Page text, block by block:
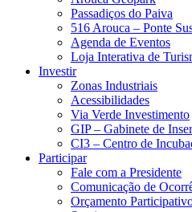
Passadiços do Paiva
516 Arouca – Ponte
Agenda de Eventos
Loja Interativa de
Investir
Zonas Industriais
Acessibilidades
Via Verde Investimento
GIP – Gabinete de
CI3 – Centro de
Participar
Fale com a Presidente
Comunicação de
Orçamento